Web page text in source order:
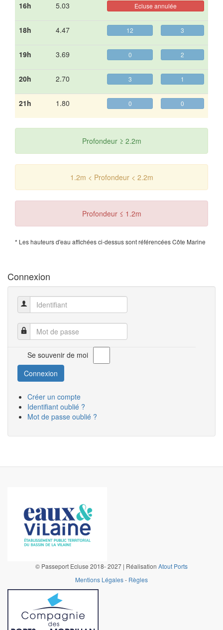
16h 5.03 Ecluse annulée
18h 4.47 12 3
19h 3.69 0 2
20h 2.70 3 1
21h 1.80 0 0
Profondeur ≥ 2.2m
1.2m < Profondeur < 2.2m
Profondeur ≤ 1.2m
* Les hauteurs d'eau affichées ci-dessus sont référencées Côte Marine
Connexion
Identifiant
Mot de passe
Se souvenir de moi
Connexion
Créer un compte
Identifiant oublié ?
Mot de passe oublié ?
© Passeport Ecluse 2018- 2027 | Réalisation Atout Ports
Mentions Légales- Règles